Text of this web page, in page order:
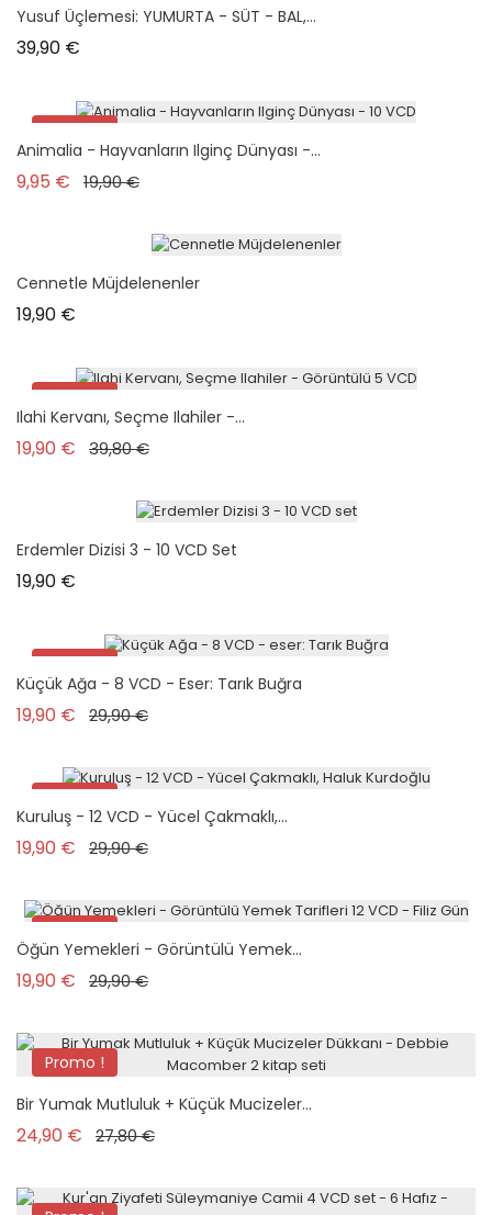
Yusuf Üçlemesi: YUMURTA - SÜT - BAL,...
39,90 €
Promo !
Animalia - Hayvanların Ilginç Dünyası -...
9,95 € Prix de base
19,90 €Prix
Cennetle Müjdelenenler
19,90 €
Promo !
Ilahi Kervanı, Seçme Ilahiler -...
19,90 € Prix de base
39,80 €Prix
Erdemler Dizisi 3 - 10 VCD Set
19,90 €
Promo !
Küçük Ağa - 8 VCD - Eser: Tarık Buğra
19,90 € Prix de base
29,90 €Prix
Promo !
Kuruluş - 12 VCD - Yücel Çakmaklı,...
19,90 € Prix de base
29,90 €Prix
Promo !
Öğün Yemekleri - Görüntülü Yemek...
19,90 € Prix de base
29,90 €Prix
Promo !
Pack
Bir Yumak Mutluluk + Küçük Mucizeler...
24,90 € Prix de base
27,80 €Prix